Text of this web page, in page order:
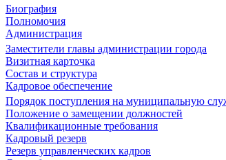
Биография
Полномочия
Администрация
Заместители главы администрации города
Визитная карточка
Состав и структура
Кадровое обеспечение
Порядок поступления на муниципальную
Положение о замещении должностей
Квалификационные требования
Кадровый резерв
Резерв управленческих кадров